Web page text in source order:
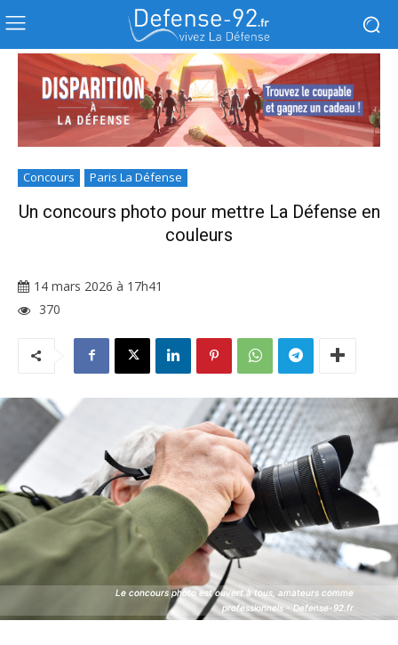
Concours Paris La Défense
Un concours photo pour mettre La Défense en
couleurs
14 mars 2026 à 17h41
370
Le concours photo est ouvert à tous, amateurs comme
professionnels - Defense-92.fr
Le concours photo est ouvert à tous, amateurs comme
professionnels - Defense-92.fr